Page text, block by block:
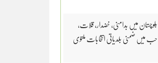
بلوچستان میں بدامنی، خضدار، قلات،
حب میں ضمنی بلدیاتی انتخابات ملتوی